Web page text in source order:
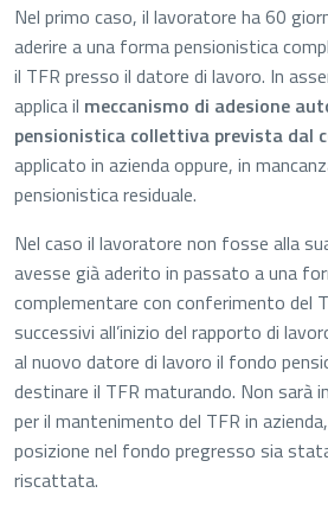
Nel primo caso, il lavoratore ha 60
aderire a una forma pensionistica
il TFR presso il datore di lavoro. In
applica il meccanismo di adesione
pensionistica collettiva prevista dal
applicato in azienda oppure, in
pensionistica residuale.
Nel caso il lavoratore non fosse alla
avesse già aderito in passato a una
complementare con conferimento del
successivi all’inizio del rapporto di
al nuovo datore di lavoro il fondo
destinare il TFR maturando. Non sarà
per il mantenimento del TFR in
posizione nel fondo pregresso sia
riscattata.